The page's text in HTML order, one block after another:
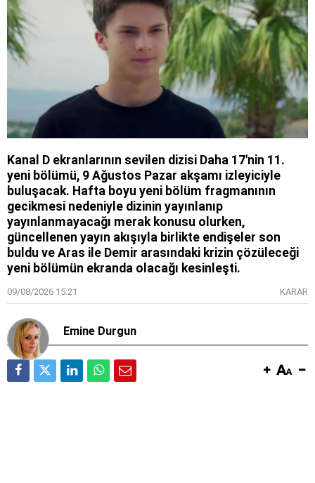
Kanal D ekranlarının sevilen dizisi Daha 17'nin 11.
yeni bölümü, 9 Ağustos Pazar akşamı izleyiciyle
buluşacak. Hafta boyu yeni bölüm fragmanının
gecikmesi nedeniyle dizinin yayınlanıp
yayınlanmayacağı merak konusu olurken,
güncellenen yayın akışıyla birlikte endişeler son
buldu ve Aras ile Demir arasındaki krizin çözüleceği
yeni bölümün ekranda olacağı kesinleşti.
09/08/2026 15:21 KARAR
Emine Durgun